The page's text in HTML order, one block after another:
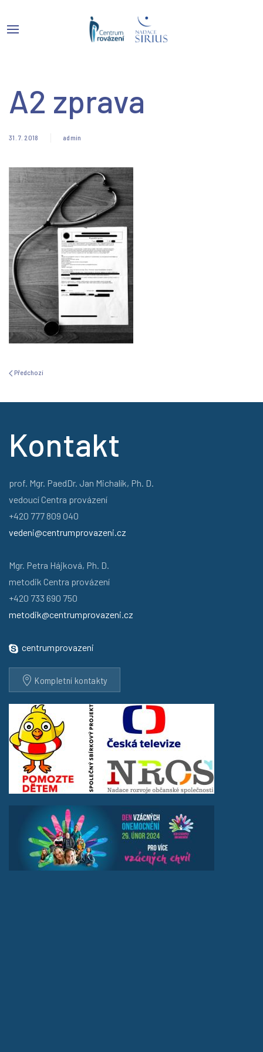
A2 zprava
31. 7. 2018 admin
Předchozí
Kontakt
prof. Mgr. PaedDr. Jan Michalík, Ph. D.
vedoucí Centra provázení
+420 777 809 040
vedeni@centrumprovazeni.cz
Mgr. Petra Hájková, Ph. D.
metodik Centra provázení
+420 733 690 750
metodik@centrumprovazeni.cz
centrumprovazeni
Kompletní kontakty